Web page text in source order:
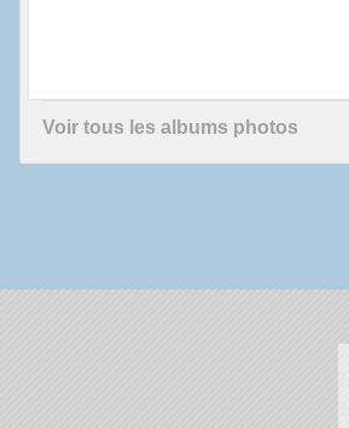
Voir tous les albums photos